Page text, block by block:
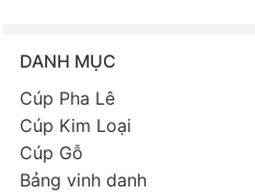
DANH MỤC
Cúp Pha Lê
Cúp Kim Loại
Cúp Gỗ
Bảng vinh danh